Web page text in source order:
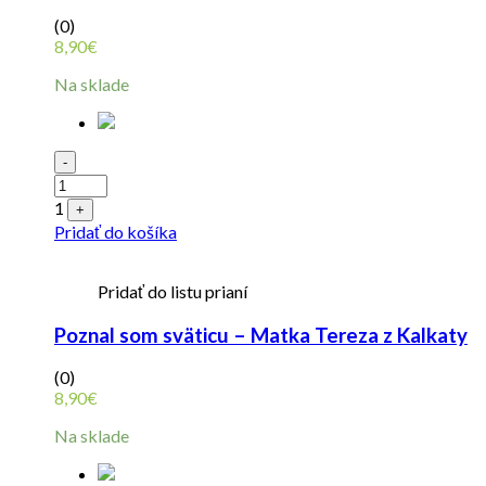
(0)
8,90€
Na sklade
Quantity
-
1 +
Pridať do košíka
Pridať do listu prianí
Poznal som sväticu – Matka Tereza z Kalkaty
(0)
8,90€
Na sklade